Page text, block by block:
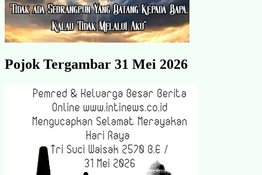
Pojok Tergambar 31 Mei 2026